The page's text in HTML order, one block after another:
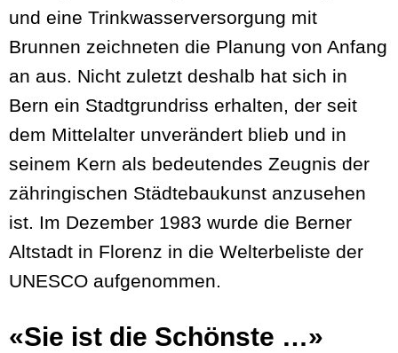
und eine Trinkwasserversorgung mit
Brunnen zeichneten die Planung von Anfang
an aus. Nicht zuletzt deshalb hat sich in
Bern ein Stadtgrundriss erhalten, der seit
dem Mittelalter unverändert blieb und in
seinem Kern als bedeutendes Zeugnis der
zähringischen Städtebaukunst anzusehen
ist. Im Dezember 1983 wurde die Berner
Altstadt in Florenz in die Welterbeliste der
UNESCO aufgenommen.
«Sie ist die Schönste …»